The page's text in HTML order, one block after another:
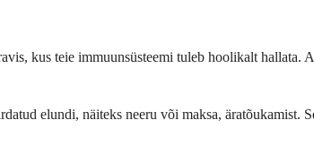
kus teie immuunsüsteemi tuleb hoolikalt
elundi, näiteks neeru või maksa, äratõukamist.